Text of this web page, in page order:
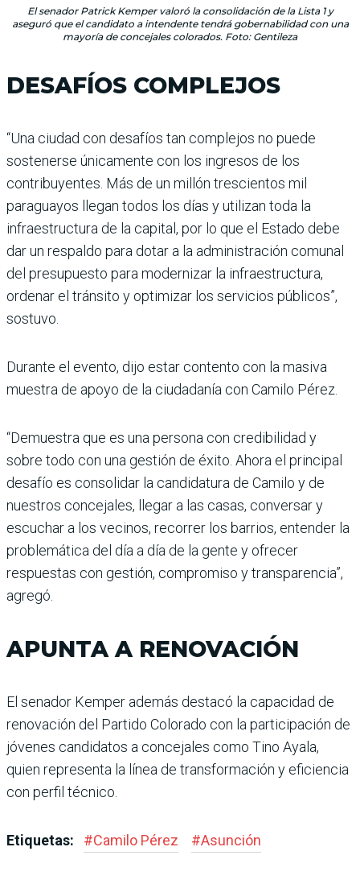
El senador Patrick Kemper valoró la consolidación de la Lista 1 y
aseguró que el candidato a intendente tendrá gobernabilidad con una
mayoría de concejales colorados. Foto: Gentileza
DESAFÍOS COMPLEJOS
“Una ciudad con desafíos tan complejos no puede
sostenerse únicamente con los ingresos de los
contribuyentes. Más de un millón trescientos mil
paraguayos llegan todos los días y utilizan toda la
infraestructura de la capital, por lo que el Estado debe
dar un respaldo para dotar a la administración comunal
del presupuesto para modernizar la infraestructura,
ordenar el tránsito y optimizar los servicios públicos”,
sostuvo.
Durante el evento, dijo estar contento con la masiva
muestra de apoyo de la ciudadanía con Camilo Pérez.
“Demuestra que es una persona con credibilidad y
sobre todo con una gestión de éxito. Ahora el principal
desafío es consolidar la candidatura de Camilo y de
nuestros concejales, llegar a las casas, conversar y
escuchar a los vecinos, recorrer los barrios, entender la
problemática del día a día de la gente y ofrecer
respuestas con gestión, compromiso y transparencia”,
agregó.
APUNTA A RENOVACIÓN
El senador Kemper además destacó la capacidad de
renovación del Partido Colorado con la participación de
jóvenes candidatos a concejales como Tino Ayala,
quien representa la línea de transformación y eficiencia
con perfil técnico.
Etiquetas: #Camilo Pérez #Asunción